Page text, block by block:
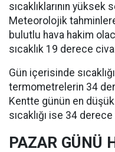
sıcaklıklarının
Meteorolojik
bulutlu hava hakim
sıcaklık 19 derece
Gün içerisinde
termometrelerin 34
Kentte günün en
sıcaklığı ise 34
PAZAR GÜNÜ